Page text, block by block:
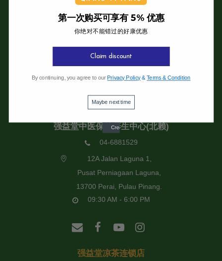
强益堂全息中医诊所
强益堂全息中医诊所(槟岛)
04-2832108
11600 Pulau Pinang.
09:30 AM - 6:00 PM
强益堂中医保健养生中心(北赖)
04-6881529
12A Jalan Laguna 1,
Pusat Perniagaan Laguna,
13700 Perai, Pulau Pinang.
09:30 AM - 6:00 PM
强益堂凉茶连锁店
第一次购买可享有 5% 优惠
你绝对不能错过的好康优惠
Claim discount
By continuing, you agree to our Privacy Policy&Terms & Condition
Maybe next time